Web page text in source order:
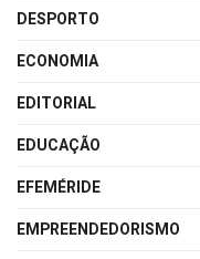
DESPORTO
ECONOMIA
EDITORIAL
EDUCAÇÃO
EFEMÉRIDE
EMPREENDEDORISMO